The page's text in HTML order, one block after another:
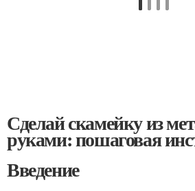
Сделай скамейку из
руками: пошаговая
Введение